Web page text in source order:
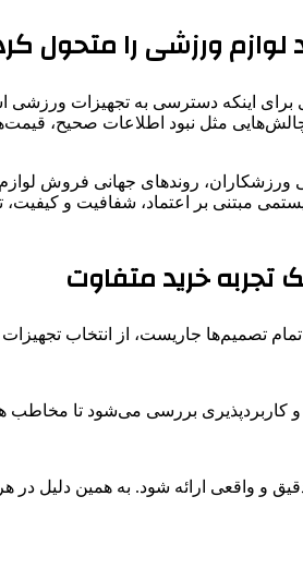
ورزشی را متحول
اینکه دسترسی به تجهیزات ورزشی
مثل نبود اطلاعات صحیح،
روندهای جهانی فروش لوازم
مبتنی بر اعتماد، شفافیت و
خرید متفاوت
تصمیم‌ها جاریست، از انتخاب
بررسی می‌شود تا مخاطب
دقیق و واقعی ارائه شود. به همین